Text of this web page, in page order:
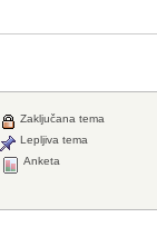
Zaključana tema
Lepljiva tema
Anketa